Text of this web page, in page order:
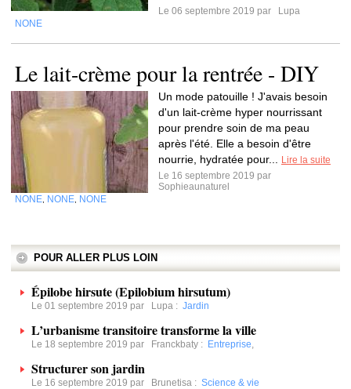
Le 06 septembre 2019 par
Lupa
NONE
Le lait-crème pour la rentrée - DIY
Un mode patouille ! J'avais besoin
d'un lait-crème hyper nourrissant
pour prendre soin de ma peau
après l'été. Elle a besoin d'être
nourrie, hydratée pour...
Lire la suite
Le 16 septembre 2019 par
Sophieaunaturel
NONE NONE NONE
POUR ALLER PLUS LOIN
Épilobe hirsute (Epilobium hirsutum)
Le 01 septembre 2019 par Lupa : Jardin
L’urbanisme transitoire transforme la ville
Le 18 septembre 2019 par Franckbaty : Entreprise,
Structurer son jardin
Le 16 septembre 2019 par Brunetisa : Science & vie